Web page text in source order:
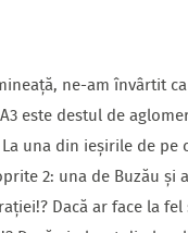
ne-am învârtit
este destul de
una din ieșirile de pe
2: una de Buzău și
Dacă ar face la fel